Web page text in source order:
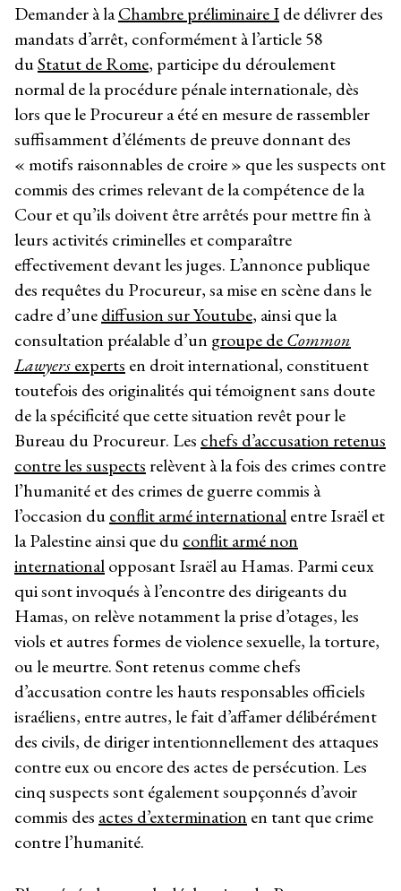
Demander à laChambre préliminaire Ide délivrer des
mandats d’arrêt, conformément à l’article 58
duStatut de Rome, participe du déroulement
normal de la procédure pénale internationale, dès
lors que le Procureur a été en mesure de rassembler
suffisamment d’éléments de preuve donnant des
« motifs raisonnables de croire » que les suspects ont
commis des crimes relevant de la compétence de la
Cour et qu’ils doivent être arrêtés pour mettre fin à
leurs activités criminelles et comparaître
effectivement devant les juges. L’annonce publique
des requêtes du Procureur, sa mise en scène dans le
cadre d’unediffusion sur Youtube, ainsi que la
consultation préalable d’un groupe deCommon
Lawyersexperts en droit international, constituent
toutefois des originalités qui témoignent sans doute
de la spécificité que cette situation revêt pour le
Bureau du Procureur. Les chefs d’accusation retenus
contre les suspects relèvent à la fois des crimes contre
l’humanité et des crimes de guerre commis à
l’occasion duconflit armé internationalentre Israël et
la Palestine ainsi que duconflit armé non
internationalopposant Israël au Hamas. Parmi ceux
qui sont invoqués à l’encontre des dirigeants du
Hamas, on relève notamment la prise d’otages, les
viols et autres formes de violence sexuelle, la torture,
ou le meurtre. Sont retenus comme chefs
d’accusation contre les hauts responsables officiels
israéliens, entre autres, le fait d’affamer délibérément
des civils, de diriger intentionnellement des attaques
contre eux ou encore des actes de persécution. Les
cinq suspects sont également soupçonnés d’avoir
commis des actes d’extermination en tant que crime
contre l’humanité.